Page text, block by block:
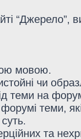
“Джерело”,
мовою.
чи
теми на
теми,
та